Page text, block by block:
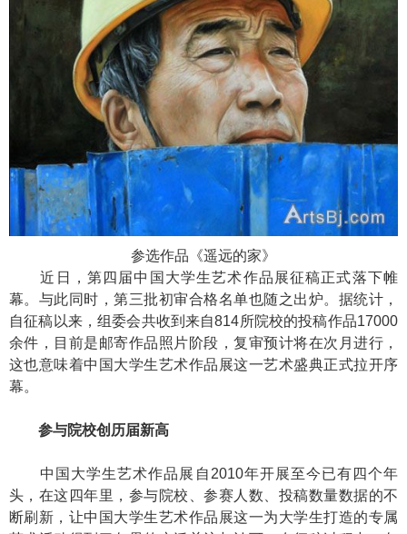
参选作品《遥远的家》
近日，第四届中国大学生艺术作品展征稿正式落下帷
幕。与此同时，第三批初审合格名单也随之出炉。据统计，
自征稿以来，组委会共收到来自814所院校的投稿作品17000
余件，目前是邮寄作品照片阶段，复审预计将在次月进行，
这也意味着中国大学生艺术作品展这一艺术盛典正式拉开序
幕。
参与院校创历届新高
中国大学生艺术作品展自2010年开展至今已有四个年
头，在这四年里，参与院校、参赛人数、投稿数量数据的不
断刷新，让中国大学生艺术作品展这一为大学生打造的专属